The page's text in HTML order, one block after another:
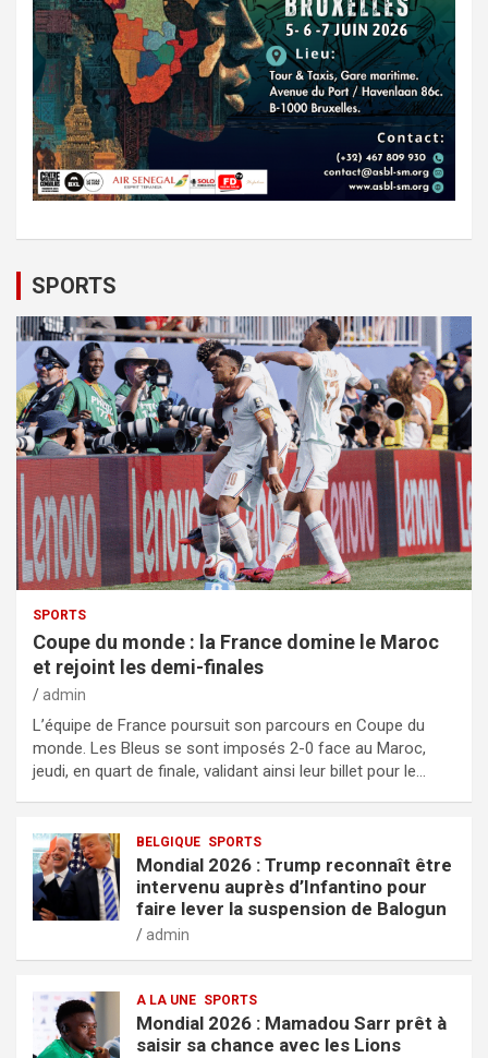
SPORTS
SPORTS
Coupe du monde : la France domine le Maroc
et rejoint les demi-finales
admin
L’équipe de France poursuit son parcours en Coupe du
monde. Les Bleus se sont imposés 2-0 face au Maroc,
jeudi, en quart de finale, validant ainsi leur billet pour le…
BELGIQUE SPORTS
Mondial 2026 : Trump reconnaît être
intervenu auprès d’Infantino pour
faire lever la suspension de Balogun
admin
A LA UNE SPORTS
Mondial 2026 : Mamadou Sarr prêt à
saisir sa chance avec les Lions